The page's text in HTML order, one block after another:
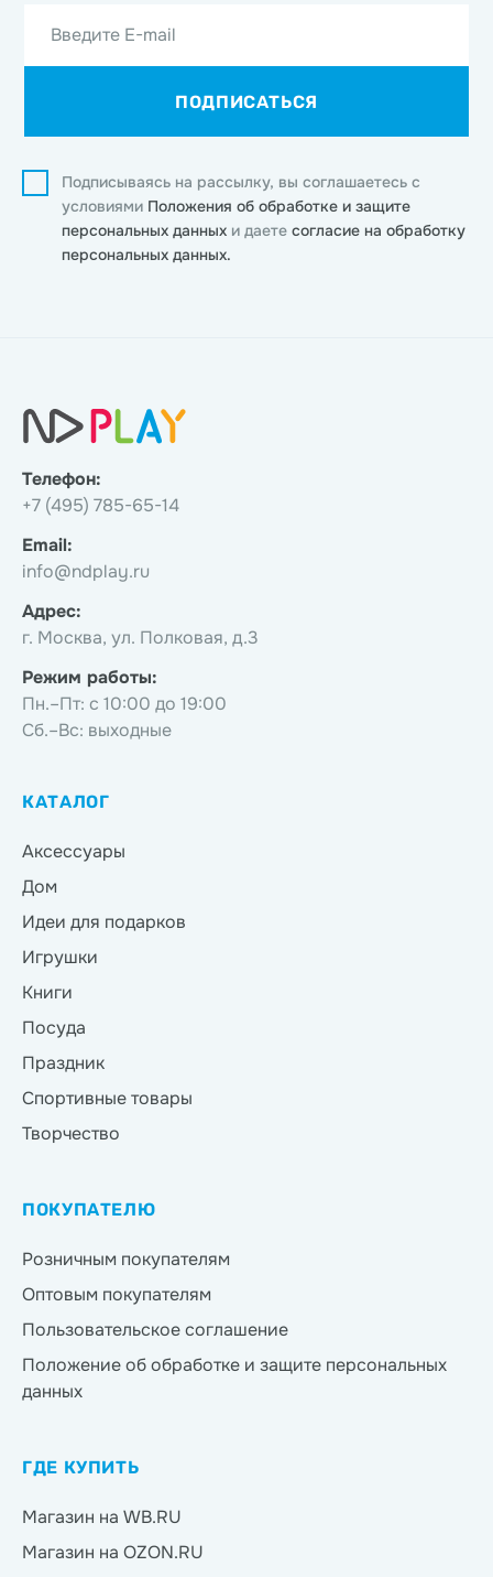
Введите E-mail
ПОДПИСАТЬСЯ
Подписываясь на рассылку, вы соглашаетесь с
условиями Положения об обработке и защите
персональных данных и даете согласие на обработку
персональных данных.
Телефон:
+7 (495) 785-65-14
Email:
info@ndplay.ru
Адрес:
г. Москва, ул. Полковая, д.3
Режим работы:
Пн.–Пт: с 10:00 до 19:00
Сб.–Вс: выходные
КАТАЛОГ
Аксессуары
Дом
Идеи для подарков
Игрушки
Книги
Посуда
Праздник
Спортивные товары
Творчество
ПОКУПАТЕЛЮ
Розничным покупателям
Оптовым покупателям
Пользовательское соглашение
Положение об обработке и защите персональных
данных
ГДЕ КУПИТЬ
Магазин на WB.RU
Магазин на OZON.RU